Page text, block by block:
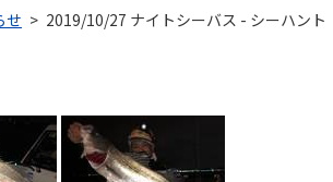
せ 2019/10/27 ナイトシーバス - シーハント